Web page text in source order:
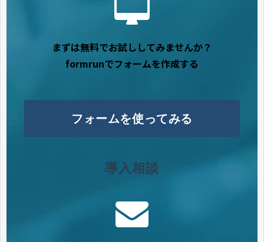
まずは無料でお試ししてみませんか？
formrunでフォームを作成する
フォームを使ってみる
導入相談